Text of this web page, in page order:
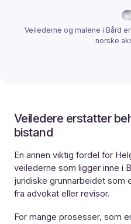
Veilederne og malene i Bård
norske
Veiledere erstatter
bistand
En annen viktig fordel for
veilederne som ligger inne i
juridiske grunnarbeidet som
fra advokat eller revisor.
For mange prosesser, som